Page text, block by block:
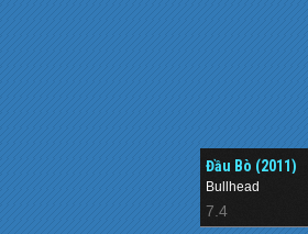
Đầu Bò (2011)
Bullhead
7.4